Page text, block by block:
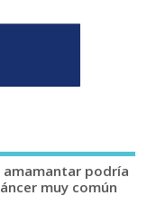
podría
muy común